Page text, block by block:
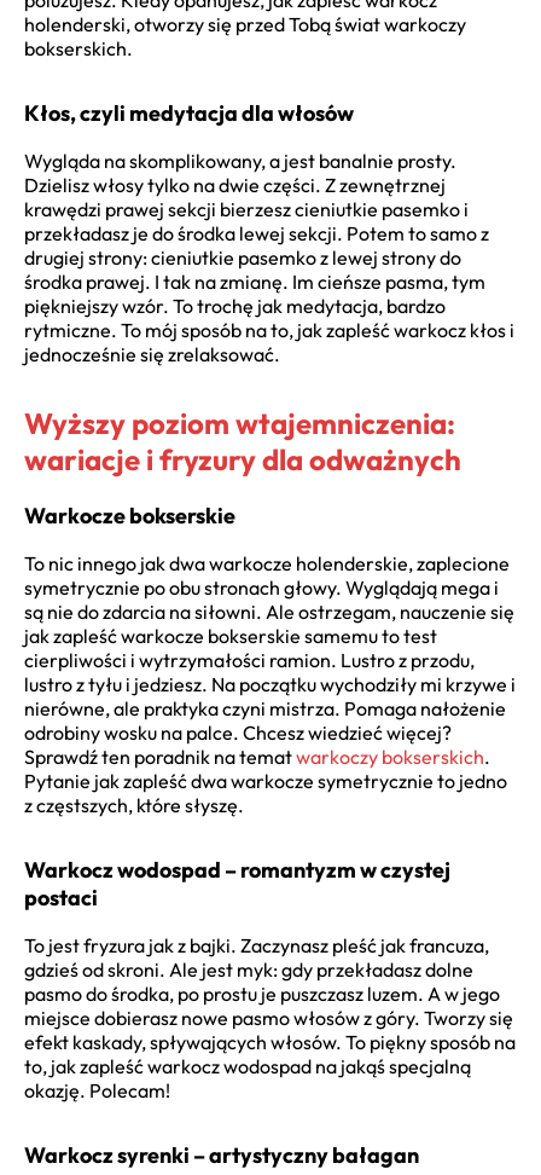
holenderski, otworzy się przed Tobą świat warkoczy
bokserskich.
Kłos, czyli medytacja dla włosów
Wygląda na skomplikowany, a jest banalnie prosty.
Dzielisz włosy tylko na dwie części. Z zewnętrznej
krawędzi prawej sekcji bierzesz cieniutkie pasemko i
przekładasz je do środka lewej sekcji. Potem to samo z
drugiej strony: cieniutkie pasemko z lewej strony do
środka prawej. I tak na zmianę. Im cieńsze pasma, tym
piękniejszy wzór. To trochę jak medytacja, bardzo
rytmiczne. To mój sposób na to, jak zapleść warkocz kłos i
jednocześnie się zrelaksować.
Wyższy poziom wtajemniczenia:
wariacje i fryzury dla odważnych
Warkocze bokserskie
To nic innego jak dwa warkocze holenderskie, zaplecione
symetrycznie po obu stronach głowy. Wyglądają mega i
są nie do zdarcia na siłowni. Ale ostrzegam, nauczenie się
jak zapleść warkocze bokserskie samemu to test
cierpliwości i wytrzymałości ramion. Lustro z przodu,
lustro z tyłu i jedziesz. Na początku wychodziły mi krzywe i
nierówne, ale praktyka czyni mistrza. Pomaga nałożenie
odrobiny wosku na palce. Chcesz wiedzieć więcej?
Sprawdź ten poradnik na tematwarkoczy bokserskich.
Pytanie jak zapleść dwa warkocze symetrycznie to jedno
z częstszych, które słyszę.
Warkocz wodospad – romantyzm w czystej
postaci
To jest fryzura jak z bajki. Zaczynasz pleść jak francuza,
gdzieś od skroni. Ale jest myk: gdy przekładasz dolne
pasmo do środka, po prostu je puszczasz luzem. A w jego
miejsce dobierasz nowe pasmo włosów z góry. Tworzy się
efekt kaskady, spływających włosów. To piękny sposób na
to, jak zapleść warkocz wodospad na jakąś specjalną
okazję. Polecam!
Warkocz syrenki – artystyczny bałagan